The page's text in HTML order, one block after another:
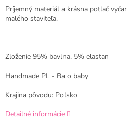
Príjemný materiál a krásna potlač
malého staviteľa.
Zloženie 95% bavlna, 5% elastan
Handmade PL - Ba o baby
Krajina pôvodu: Poľsko
Detailné informácie